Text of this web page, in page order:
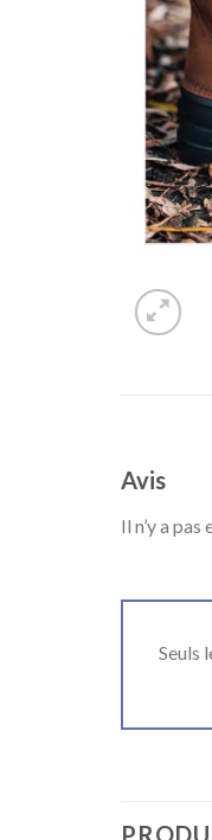
Avis
Il n’y a pas
Seuls